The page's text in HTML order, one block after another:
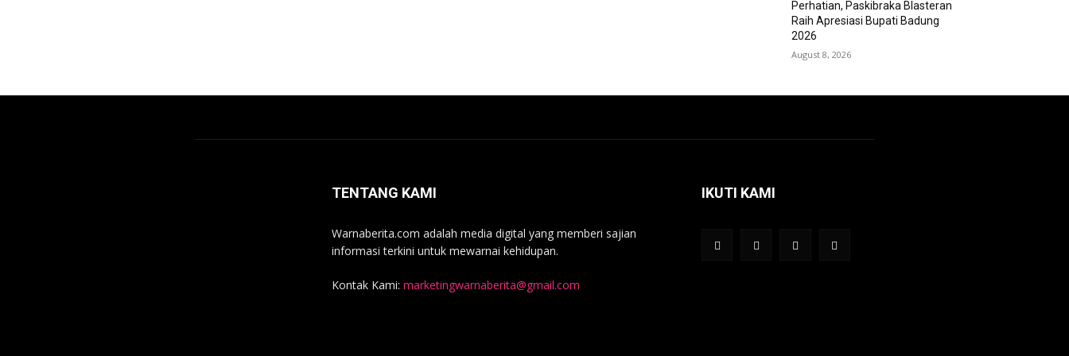
Perhatian, Paskibraka Blasteran
Raih Apresiasi Bupati Badung
2026
August 8, 2026
TENTANG KAMI
Warnaberita.com adalah media digital yang memberi sajian
informasi terkini untuk mewarnai kehidupan.
Kontak Kami: marketingwarnaberita@gmail.com
IKUTI KAMI